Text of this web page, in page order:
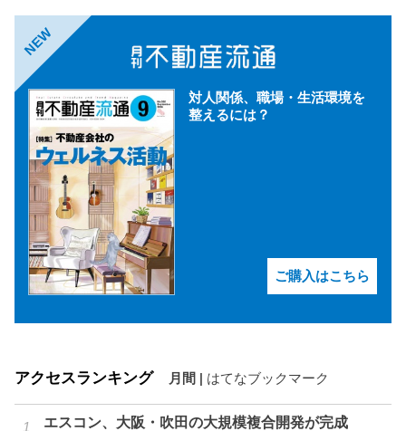
NEW
対人関係、職場・生活環境を
整えるには？
ご購入はこちら
アクセスランキング 月間 | はてなブックマーク
エスコン、大阪・吹田の大規模複合開発が完成